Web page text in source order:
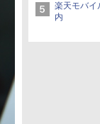
楽天モバイ
内